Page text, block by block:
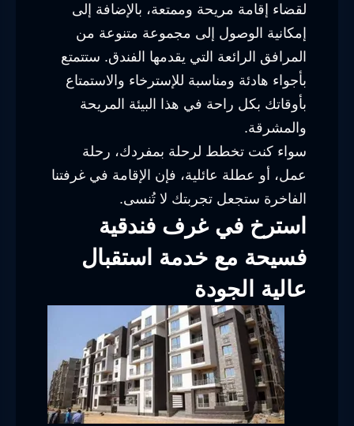
لقضاء إقامة مريحة وممتعة، بالإضافة إلى
إمكانية الوصول إلى مجموعة متنوعة من
المرافق الرائعة التي يقدمها الفندق. ستتمتع
بأجواء هادئة ومناسبة للإسترخاء والاستمتاع
بأوقاتك بكل راحة في هذا البيئة المريحة
والمشرقة.
سواء كنت تخطط لرحلة بمفردك، رحلة
عمل، أو عطلة عائلية، فإن الإقامة في غرفتنا
الفاخرة ستجعل تجربتك لا تُنسى.
استرخ في غرف فندقية
فسيحة مع خدمة استقبال
عالية الجودة